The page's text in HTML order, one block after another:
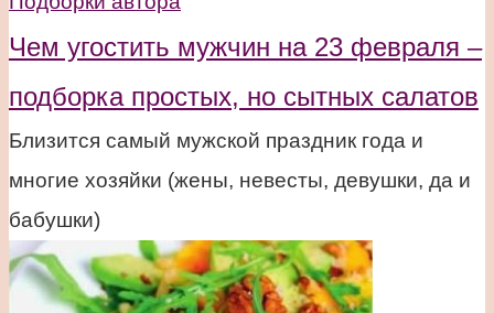
Чем угостить мужчин на 23 февраля –
подборка простых, но сытных салатов
Близится самый мужской праздник года и
многие хозяйки (жены, невесты, девушки, да и
бабушки)